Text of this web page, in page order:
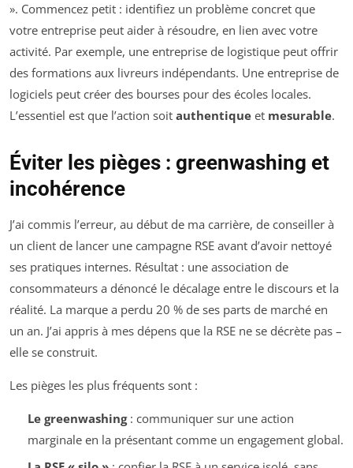
». Commencez petit : identifiez un problème concret que
votre entreprise peut aider à résoudre, en lien avec votre
activité. Par exemple, une entreprise de logistique peut offrir
des formations aux livreurs indépendants. Une entreprise de
logiciels peut créer des bourses pour des écoles locales.
L’essentiel est que l’action soit authentique et mesurable.
Éviter les pièges : greenwashing et
incohérence
J’ai commis l’erreur, au début de ma carrière, de conseiller à
un client de lancer une campagne RSE avant d’avoir nettoyé
ses pratiques internes. Résultat : une association de
consommateurs a dénoncé le décalage entre le discours et la
réalité. La marque a perdu 20 % de ses parts de marché en
un an. J’ai appris à mes dépens que la RSE ne se décrète pas –
elle se construit.
Les pièges les plus fréquents sont :
Le greenwashing: communiquer sur une action
marginale en la présentant comme un engagement global.